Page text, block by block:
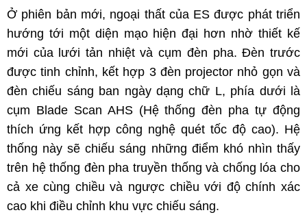
Ở phiên bản mới, ngoại thất của ES được phát triển
hướng tới một diện mạo hiện đại hơn nhờ thiết kế
mới của lưới tản nhiệt và cụm đèn pha. Đèn trước
được tinh chỉnh, kết hợp 3 đèn projector nhỏ gọn và
đèn chiếu sáng ban ngày dạng chữ L, phía dưới là
cụm Blade Scan AHS (Hệ thống đèn pha tự động
thích ứng kết hợp công nghệ quét tốc độ cao). Hệ
thống này sẽ chiếu sáng những điểm khó nhìn thấy
trên hệ thống đèn pha truyền thống và chống lóa cho
cả xe cùng chiều và ngược chiều với độ chính xác
cao khi điều chỉnh khu vực chiếu sáng.